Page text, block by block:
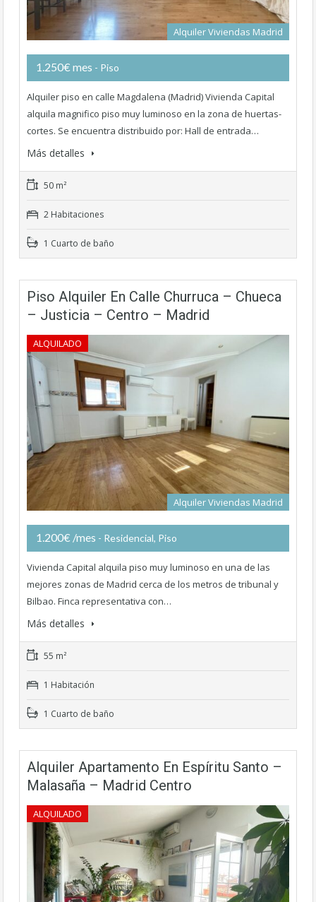
Alquiler Viviendas Madrid
1.250€ mes - Piso
Alquiler piso en calle Magdalena (Madrid) Vivienda Capital
alquila magnifico piso muy luminoso en la zona de huertas-
cortes. Se encuentra distribuido por: Hall de entrada…
Más detalles
50 m²
2 Habitaciones
1 Cuarto de baño
Piso Alquiler En Calle Churruca – Chueca
– Justicia – Centro – Madrid
ALQUILADO
Alquiler Viviendas Madrid
1.200€ /mes - Residencial, Piso
Vivienda Capital alquila piso muy luminoso en una de las
mejores zonas de Madrid cerca de los metros de tribunal y
Bilbao. Finca representativa con…
Más detalles
55 m²
1 Habitación
1 Cuarto de baño
Alquiler Apartamento En Espíritu Santo –
Malasaña – Madrid Centro
ALQUILADO